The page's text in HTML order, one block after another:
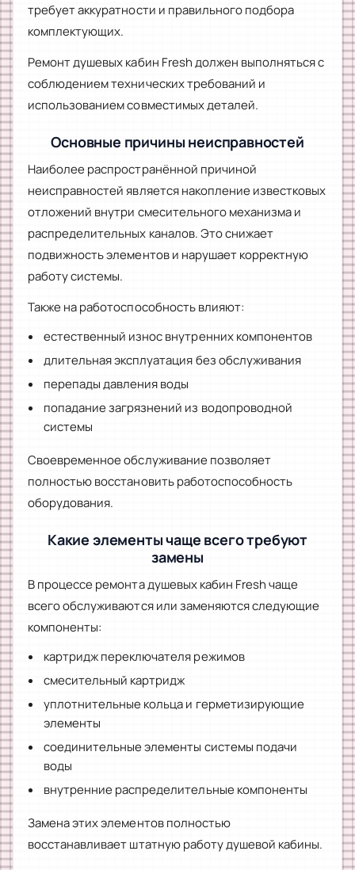
требует аккуратности и правильного подбора
комплектующих.
Ремонт душевых кабин Fresh должен выполняться с
соблюдением технических требований и
использованием совместимых деталей.
Основные причины неисправностей
Наиболее распространённой причиной
неисправностей является накопление известковых
отложений внутри смесительного механизма и
распределительных каналов. Это снижает
подвижность элементов и нарушает корректную
работу системы.
Также на работоспособность влияют:
естественный износ внутренних компонентов
длительная эксплуатация без обслуживания
перепады давления воды
попадание загрязнений из водопроводной
системы
Своевременное обслуживание позволяет
полностью восстановить работоспособность
оборудования.
Какие элементы чаще всего требуют
замены
В процессе ремонта душевых кабин Fresh чаще
всего обслуживаются или заменяются следующие
компоненты:
картридж переключателя режимов
смесительный картридж
уплотнительные кольца и герметизирующие
элементы
соединительные элементы системы подачи
воды
внутренние распределительные компоненты
Замена этих элементов полностью
восстанавливает штатную работу душевой кабины.